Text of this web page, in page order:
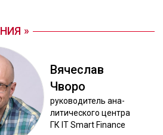
Вя­чес­лав
Чво­ро
ру­ково­дитель ана­
лити­чес­ко­го цен­тра
ГК IT Smart Finance